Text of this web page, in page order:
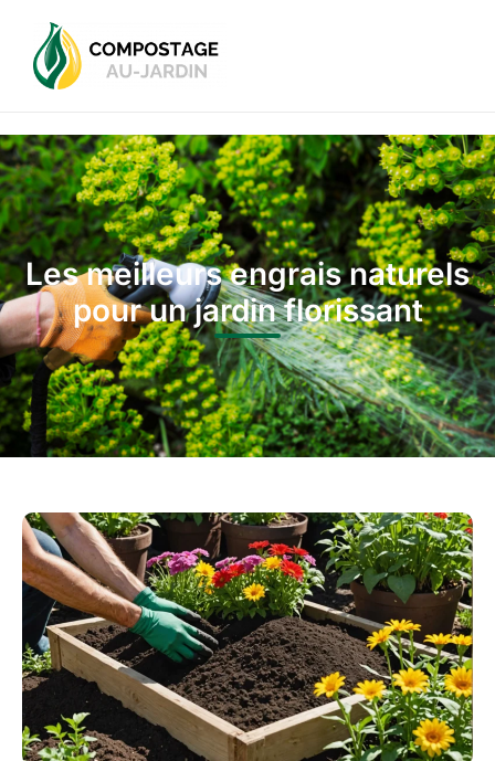
Les meilleurs engrais naturels
pour un jardin florissant